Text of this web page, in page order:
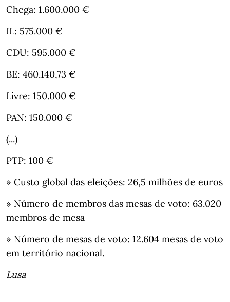
Chega: 1.600.000 €
IL: 575.000 €
CDU: 595.000 €
BE: 460.140,73 €
Livre: 150.000 €
PAN: 150.000 €
(...)
PTP: 100 €
» Custo global das eleições: 26,5 milhões de euros
» Número de membros das mesas de voto: 63.020
membros de mesa
» Número de mesas de voto: 12.604 mesas de voto
em território nacional.
Lusa